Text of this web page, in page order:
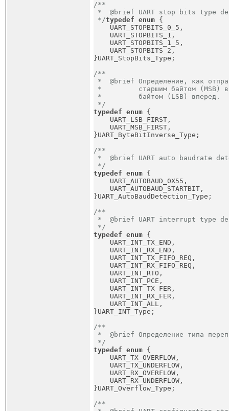
/**
*  @brief UART stop bits type
*/typedef enum {
}UART_StopBits_Type;
/**
*  @brief Определение, как
*         старшим байтом (MSB)
*         байтом (LSB) вперед.
*/
typedef enum {
}UART_ByteBitInverse_Type;
/**
*  @brief UART auto baudrate
*/
typedef enum {
}UART_AutoBaudDetection_Type;
/**
*  @brief UART interrupt type
*/
typedef enum {
}UART_INT_Type;
/**
*  @brief Определение типа
*/
typedef enum {
}UART_Overflow_Type;
/**